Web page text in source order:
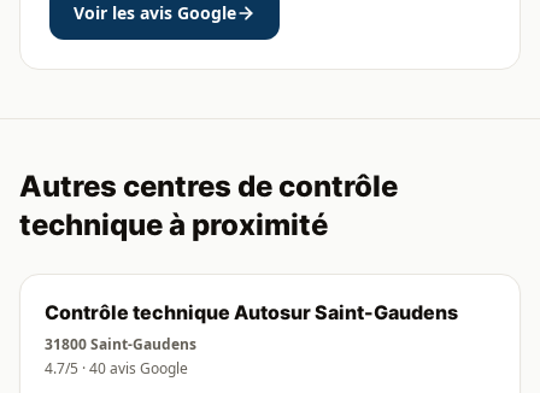
Voir les avis Google
Autres centres de contrôle
technique à proximité
Contrôle technique Autosur Saint-Gaudens
31800 Saint-Gaudens
4.7/5 · 40 avis Google